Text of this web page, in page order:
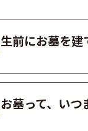
生前にお墓を建
お墓って、いつ